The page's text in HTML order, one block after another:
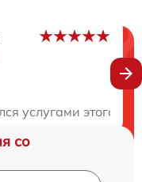
услугами этого
со